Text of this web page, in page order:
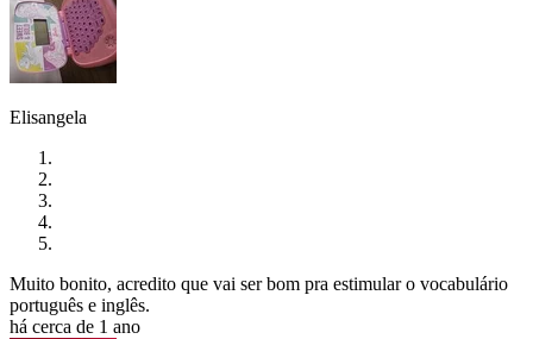
Elisangela
Muito bonito, acredito que vai ser bom pra estimular o vocabulário
português e inglês.
há cerca de 1 ano